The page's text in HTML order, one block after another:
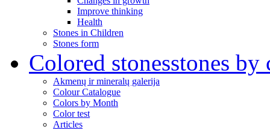
Improve thinking
Health
Stones in Children
Stones form
Colored stonesstones by
Akmenų ir mineralų galerija
Colour Catalogue
Colors by Month
Color test
Articles